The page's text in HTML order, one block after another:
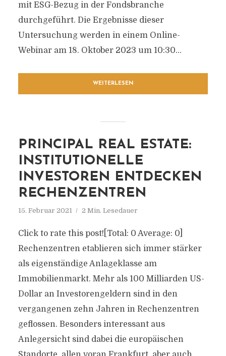
mit ESG-Bezug in der Fondsbranche
durchgeführt. Die Ergebnisse dieser
Untersuchung werden in einem Online-
Webinar am 18. Oktober 2023 um 10:30...
WEITERLESEN
PRINCIPAL REAL ESTATE:
INSTITUTIONELLE
INVESTOREN ENTDECKEN
RECHENZENTREN
15. Februar 2021 2 Min. Lesedauer
Click to rate this post![Total: 0 Average: 0]
Rechenzentren etablieren sich immer stärker
als eigenständige Anlageklasse am
Immobilienmarkt. Mehr als 100 Milliarden US-
Dollar an Investorengeldern sind in den
vergangenen zehn Jahren in Rechenzentren
geflossen. Besonders interessant aus
Anlegersicht sind dabei die europäischen